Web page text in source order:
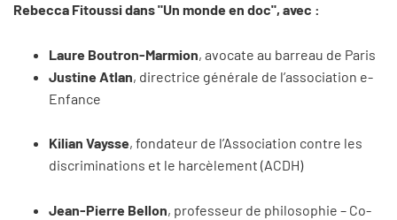
Rebecca Fitoussi dans "Un monde en doc", avec :
Laure Boutron-Marmion, avocate au barreau de Paris
Justine Atlan, directrice générale de l’association e-
Enfance
Kilian Vaysse, fondateur de l’Association contre les
discriminations et le harcèlement (ACDH)
Jean-Pierre Bellon, professeur de philosophie – Co-